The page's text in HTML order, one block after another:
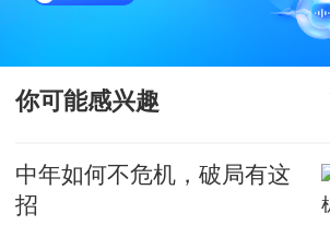
你可能感兴趣
中年如何不危机，破局有这
招